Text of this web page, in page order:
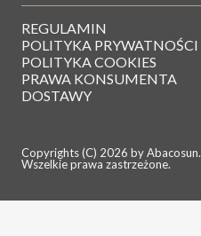
O NAS
BAZA WIEDZY
REGULAMIN
POLITYKA PRYWATNOŚCI
POLITYKA COOKIES
PRAWA KONSUMENTA
DOSTAWY
Copyrights (C) 2026 by Abacosun.
Wszelkie prawa zastrzeżone.